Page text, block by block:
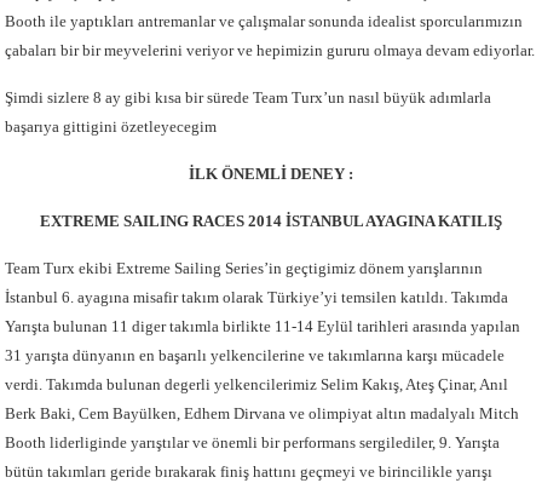
Booth ile yaptıkları antremanlar ve çalışmalar sonunda idealist sporcularımızın
çabaları bir bir meyvelerini veriyor ve hepimizin gururu olmaya devam ediyorlar.
Şimdi sizlere 8 ay gibi kısa bir sürede Team Turx’un nasıl büyük adımlarla
başarıya gittigini özetleyecegim
İLK ÖNEMLİ DENEY :
EXTREME SAILING RACES 2014 İSTANBUL AYAGINA KATILIŞ
Team Turx ekibi Extreme Sailing Series’in geçtigimiz dönem yarışlarının
İstanbul 6. ayagına misafir takım olarak Türkiye’yi temsilen katıldı. Takımda
Yarışta bulunan 11 diger takımla birlikte 11-14 Eylül tarihleri arasında yapılan
31 yarışta dünyanın en başarılı yelkencilerine ve takımlarına karşı mücadele
verdi. Takımda bulunan degerli yelkencilerimiz Selim Kakış, Ateş Çinar, Anıl
Berk Baki, Cem Bayülken, Edhem Dirvana ve olimpiyat altın madalyalı Mitch
Booth liderliginde yarıştılar ve önemli bir performans sergilediler, 9. Yarışta
bütün takımları geride bırakarak finiş hattını geçmeyi ve birincilikle yarışı